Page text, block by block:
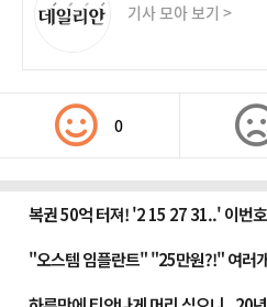
기사 모아 보기 >
0